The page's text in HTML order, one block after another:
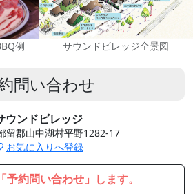
例 サウンドビレッジ全景図
問い合わせ
ウンドビレッジ
留郡山中湖村平野1282-17
お気に入りへ登録
予約問い合わせ」します。